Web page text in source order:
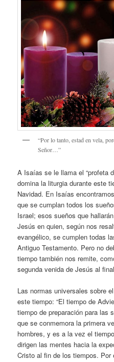
“Por lo tanto, estad en vela,
Señor…”
A Isaías se le llama el “profeta
domina la liturgia durante este
Navidad. En Isaías
que se cumplan todos los
Israel; esos sueños que
Jesús en quien, según nos
evangélico, se cumplen todas
Antiguo Testamento. Pero no
tiempo también nos remite,
segunda venida de Jesús al
Las normas universales sobre
este tiempo: “El tiempo de
tiempo de preparación para las
que se conmemora la primera
hombres, y es a la vez el
dirigen las mentes hacia la
Cristo al fin de los tiempos.